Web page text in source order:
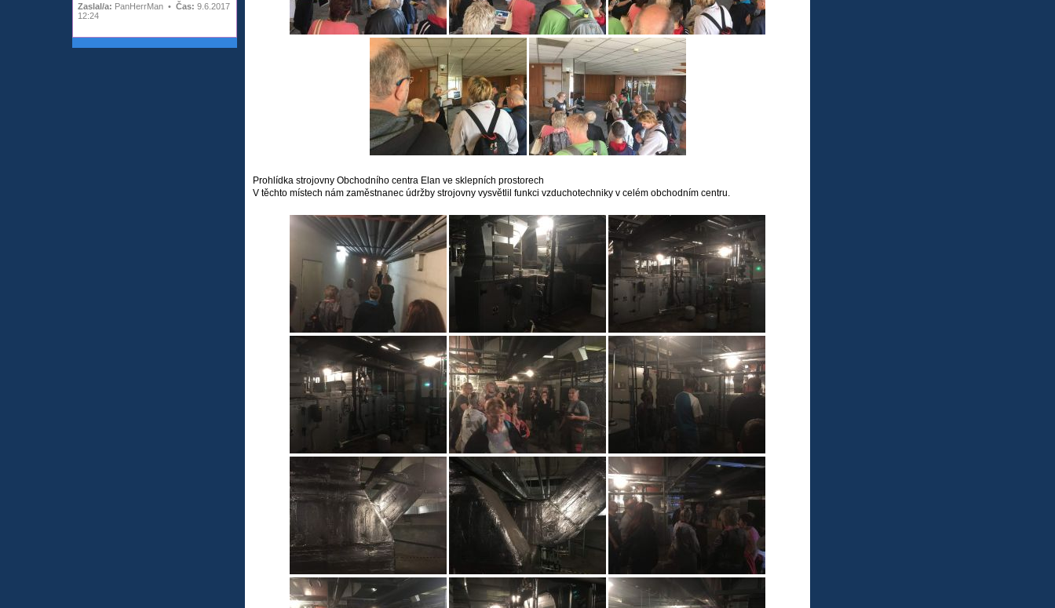
Zaslal/a: PanHerrMan • Čas: 9.6.2017
12:24
Prohlídka strojovny Obchodního centra Elan ve sklepních prostorech
V těchto místech nám zaměstnanec údržby strojovny vysvětlil funkci vzduchotechniky v celém obchodním centru.